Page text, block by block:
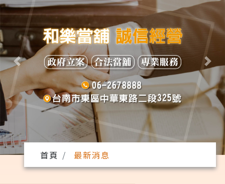
Previous Next
首頁 最新消息